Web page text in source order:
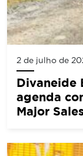
2 de julho de
Divaneide
agenda
Major